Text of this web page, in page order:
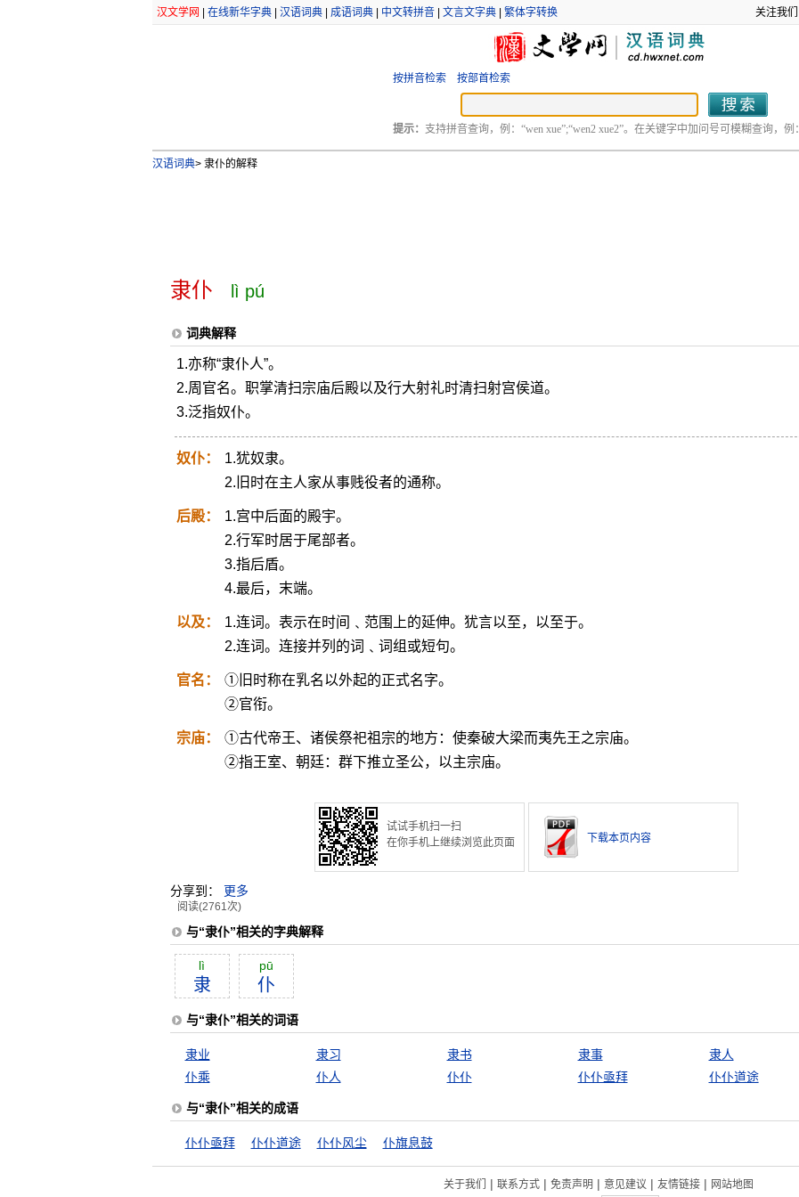
汉文学网 在线新华字典| 汉语词典| 成语词典| 中文转拼音| 文言文字典| 繁体字转换 关注我们
按拼音检索 按部首检索
提示： 支持拼音查询，例：“wen xue”;“wen2 xue2”。在关键字中加问号可模糊查询，例：
汉语词典>隶仆的解释
隶仆 lì pú
词典解释
1.亦称“隶仆人”。
2.周官名。职掌清扫宗庙后殿以及行大射礼时清扫射宫侯道。
3.泛指奴仆。
奴仆：
1.犹奴隶。
2.旧时在主人家从事贱役者的通称。
后殿：
1.宫中后面的殿宇。
2.行军时居于尾部者。
3.指后盾。
4.最后，末端。
以及：
1.连词。表示在时间﹑范围上的延伸。犹言以至，以至于。
2.连词。连接并列的词﹑词组或短句。
官名：
①旧时称在乳名以外起的正式名字。
②官衔。
宗庙：
①古代帝王、诸侯祭祀祖宗的地方：使秦破大梁而夷先王之宗庙。
②指王室、朝廷：群下推立圣公，以主宗庙。
试试手机扫一扫
在你手机上继续浏览此页面
下载本页内容
分享到： 更多
阅读(2761次)
与“隶仆”相关的字典解释
lì
隶
pū
仆
与“隶仆”相关的词语
隶业 隶习 隶书 隶事
隶人
仆乘
仆人 仆仆 仆仆亟拜 仆仆道途
与“隶仆”相关的成语
仆仆亟拜 仆仆道途 仆仆风尘 仆旗息鼓
关于我们 | 联系方式 | 免责声明 | 意见建议 | 友情链接 | 网站地图